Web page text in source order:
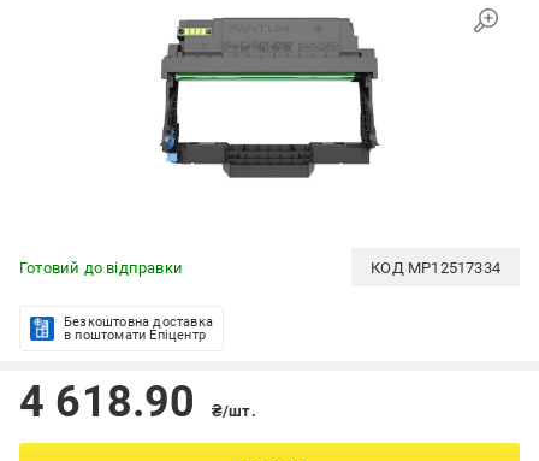
Готовий до відправки КОД MP12517334
Безкоштовна доставка
в поштомати Епіцентр
4 618.90 ₴/шт.